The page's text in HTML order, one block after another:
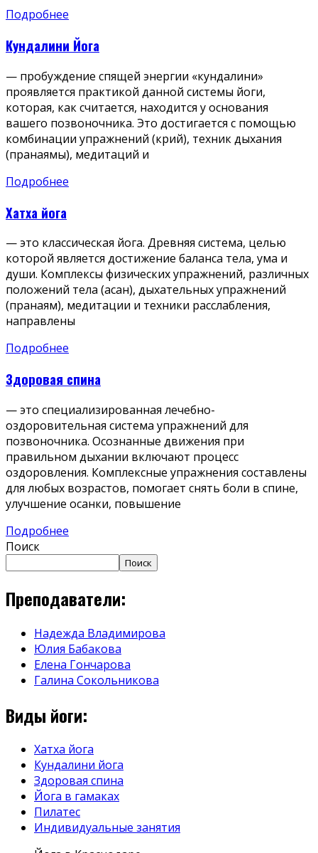
Подробнее
Кундалини Йога
— пробуждение спящей энергии «кундалини»
проявляется практикой данной системы йоги,
которая, как считается, находится у основания
вашего позвоночника. Это достигается с помощью
комбинации упражнений (крий), техник дыхания
(пранаямы), медитаций и
Подробнее
Хатха йога
— это классическая йога. Древняя система, целью
которой является достижение баланса тела, ума и
души. Комплексы физических упражнений, различных
положений тела (асан), дыхательных упражнений
(пранаям), медитации и техники расслабления,
направлены
Подробнее
Здоровая спина
— это специализированная лечебно-
оздоровительная система упражнений для
позвоночника. Осознанные движения при
правильном дыхании включают процесс
оздоровления. Комплексные упражнения составлены
для любых возрастов, помогает снять боли в спине,
улучшение осанки, повышение
Подробнее
Поиск
Поиск
Преподаватели:
Надежда Владимирова
Юлия Бабакова
Елена Гончарова
Галина Сокольникова
Виды йоги:
Хатха йога
Кундалини йога
Здоровая спина
Йога в гамаках
Пилатес
Индивидуальные занятия